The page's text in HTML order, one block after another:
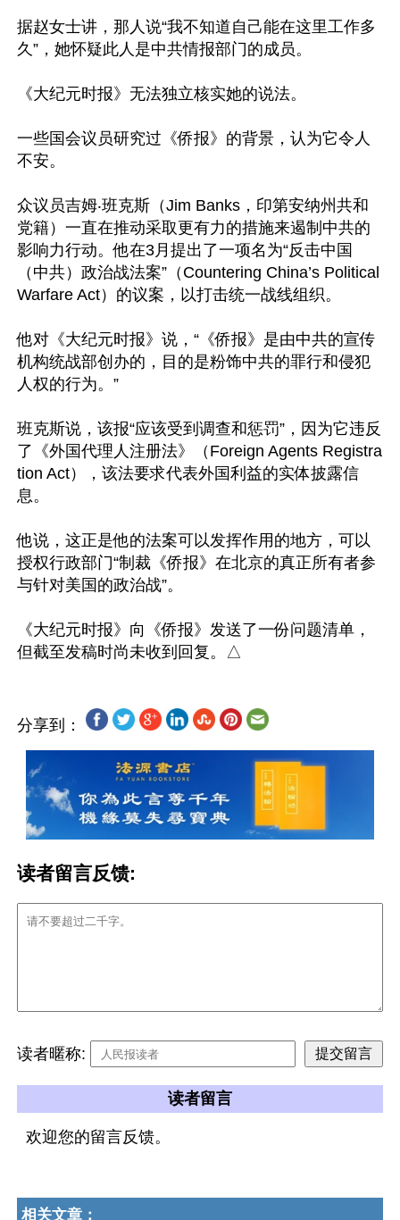
据赵女士讲，那人说“我不知道自己能在这里工作多
久”，她怀疑此人是中共情报部门的成员。
《大纪元时报》无法独立核实她的说法。
一些国会议员研究过《侨报》的背景，认为它令人
不安。
众议员吉姆‧班克斯（Jim Banks，印第安纳州共和
党籍）一直在推动采取更有力的措施来遏制中共的
影响力行动。他在3月提出了一项名为“反击中国
（中共）政治战法案”（Countering China’s Political
Warfare Act）的议案，以打击统一战线组织。
他对《大纪元时报》说，“《侨报》是由中共的宣传
机构统战部创办的，目的是粉饰中共的罪行和侵犯
人权的行为。”
班克斯说，该报“应该受到调查和惩罚”，因为它违反
了《外国代理人注册法》（Foreign Agents Registra
tion Act），该法要求代表外国利益的实体披露信
息。
他说，这正是他的法案可以发挥作用的地方，可以
授权行政部门“制裁《侨报》在北京的真正所有者参
与针对美国的政治战”。
《大纪元时报》向《侨报》发送了一份问题清单，
分享到：
读者留言反馈:
读者暱称:
读者留言
欢迎您的留言反馈。
相关文章：